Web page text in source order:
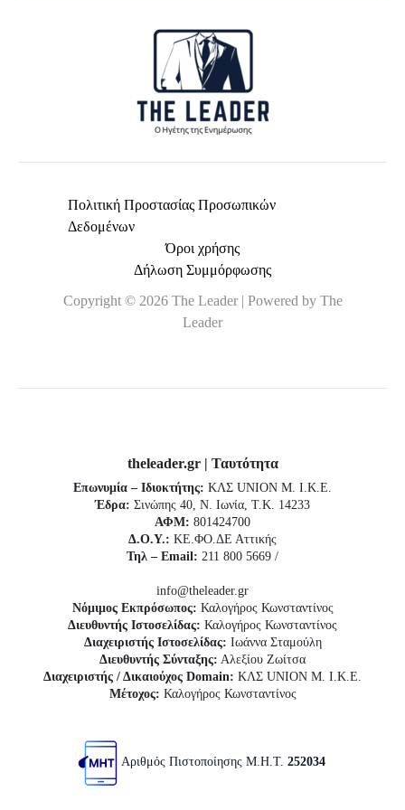
Πολιτική Προστασίας Προσωπικών
Δεδομένων
Όροι χρήσης
Δήλωση Συμμόρφωσης
Copyright © 2026 The Leader | Powered by The
Leader
theleader.gr | Ταυτότητα
Επωνυμία – Ιδιοκτήτης: ΚΛΣ UNION Μ. Ι.Κ.Ε.
Έδρα: Σινώπης 40, Ν. Ιωνία, Τ.Κ. 14233
ΑΦΜ: 801424700
Δ.Ο.Υ.: ΚΕ.ΦΟ.ΔΕ Αττικής
Τηλ – Email: 211 800 5669 /
info@theleader.gr
Νόμιμος Εκπρόσωπος: Καλογήρος Κωνσταντίνος
Διευθυντής Ιστοσελίδας: Καλογήρος Κωνσταντίνος
Διαχειριστής Ιστοσελίδας: Ιωάννα Σταμούλη
Διευθυντής Σύνταξης: Αλεξίου Ζωίτσα
Διαχειριστής / Δικαιούχος Domain: ΚΛΣ UNION Μ. Ι.Κ.Ε.
Μέτοχος: Καλογήρος Κωνσταντίνος
Αριθμός Πιστοποίησης Μ.Η.Τ. 252034